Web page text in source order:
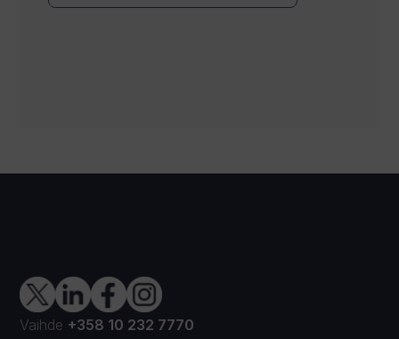
Vaihde +358 10 232 7770